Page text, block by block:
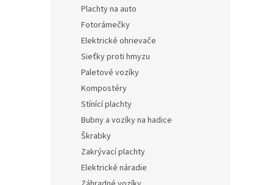
Plachty na auto
Fotorámečky
Elektrické ohrievače
Sieťky proti hmyzu
Paletové vozíky
Kompostéry
Stínící plachty
Bubny a vozíky na hadice
Škrabky
Zakrývací plachty
Elektrické náradie